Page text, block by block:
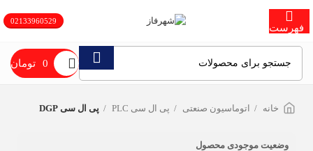
فهرست
02133960529
0 تومان
خانه اتوماسيون صنعتی پی ال سی PLC پی ال سی DGP
وضعیت موجودی محصول
همکاران و کارخانجات محترم، جهت دريافت تخفيفات همكاری و شرایط فروش
ویژه با شماره 09030016096 و 09120550529 تماس حاصل نمایید